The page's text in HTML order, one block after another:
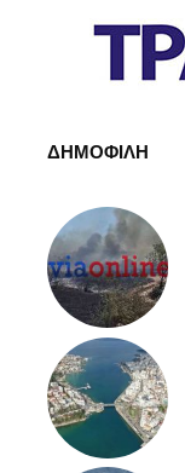
ΔΗΜΟΦΙΛΗ